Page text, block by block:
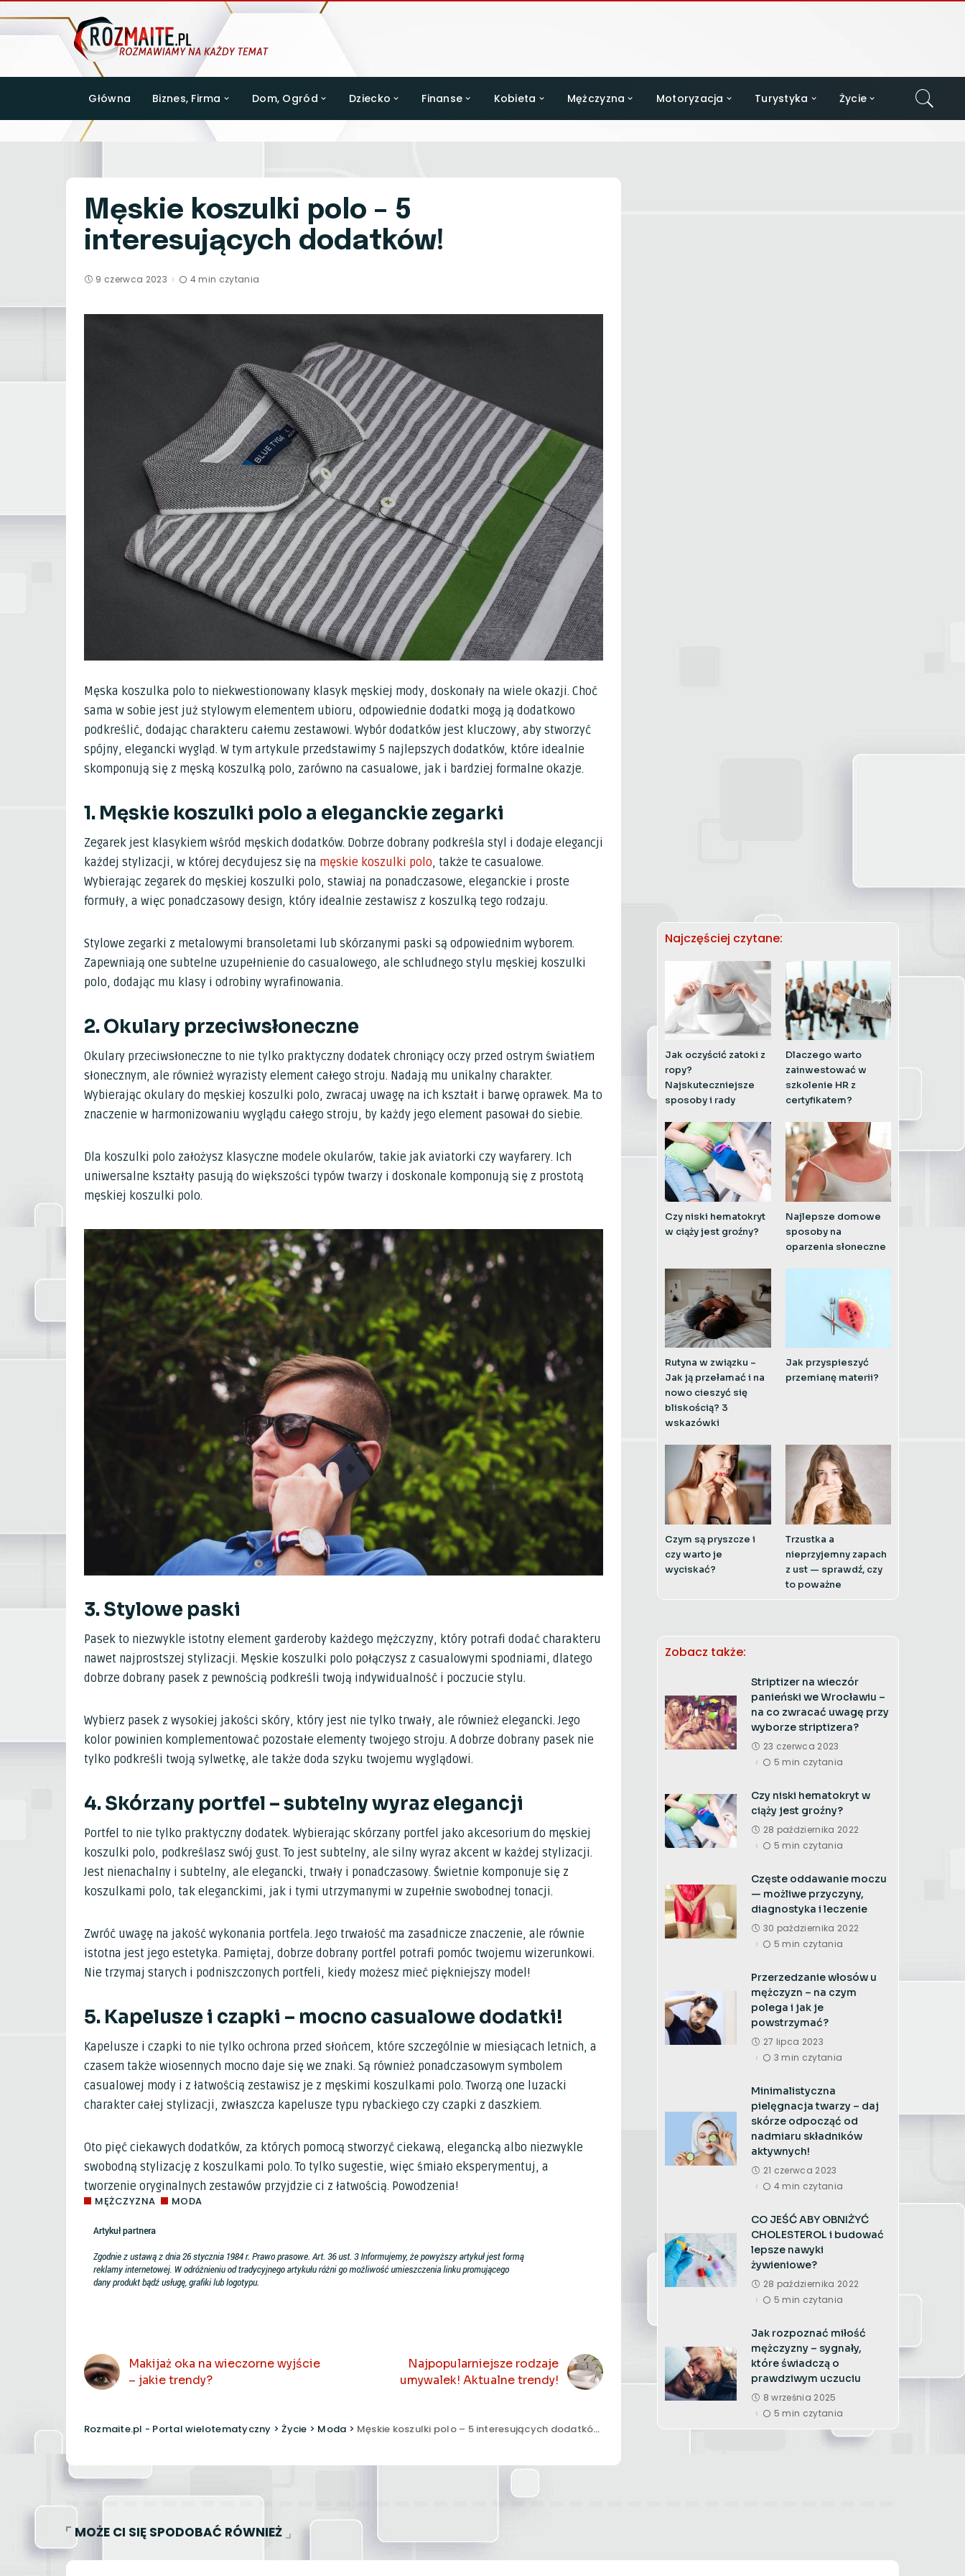
Główna Biznes, Firma Dom, Ogród Dziecko Finanse Kobieta Mężczyzna Motoryzacja Turystyka Życie
Męskie koszulki polo – 5
interesujących dodatków!
9 czerwca 2023 4 min czytania
Męska koszulka polo to niekwestionowany klasyk męskiej mody, doskonały na wiele okazji. Choć
sama w sobie jest już stylowym elementem ubioru, odpowiednie dodatki mogą ją dodatkowo
podkreślić, dodając charakteru całemu zestawowi. Wybór dodatków jest kluczowy, aby stworzyć
spójny, elegancki wygląd. W tym artykule przedstawimy 5 najlepszych dodatków, które idealnie
skomponują się z męską koszulką polo, zarówno na casualowe, jak i bardziej formalne okazje.
1. Męskie koszulki polo a eleganckie zegarki
Zegarek jest klasykiem wśród męskich dodatków. Dobrze dobrany podkreśla styl i dodaje elegancji
każdej stylizacji, w której decydujesz się na męskie koszulki polo, także te casualowe.
Wybierając zegarek do męskiej koszulki polo, stawiaj na ponadczasowe, eleganckie i proste
formuły, a więc ponadczasowy design, który idealnie zestawisz z koszulką tego rodzaju.
Stylowe zegarki z metalowymi bransoletami lub skórzanymi paski są odpowiednim wyborem.
Zapewniają one subtelne uzupełnienie do casualowego, ale schludnego stylu męskiej koszulki
polo, dodając mu klasy i odrobiny wyrafinowania.
2. Okulary przeciwsłoneczne
Okulary przeciwsłoneczne to nie tylko praktyczny dodatek chroniący oczy przed ostrym światłem
słonecznym, ale również wyrazisty element całego stroju. Nadają mu unikalny charakter.
Wybierając okulary do męskiej koszulki polo, zwracaj uwagę na ich kształt i barwę oprawek. Ma to
znaczenie w harmonizowaniu wyglądu całego stroju, by każdy jego element pasował do siebie.
Dla koszulki polo założysz klasyczne modele okularów, takie jak aviatorki czy wayfarery. Ich
uniwersalne kształty pasują do większości typów twarzy i doskonale komponują się z prostotą
męskiej koszulki polo.
3. Stylowe paski
Pasek to niezwykle istotny element garderoby każdego mężczyzny, który potrafi dodać charakteru
nawet najprostszej stylizacji. Męskie koszulki polo połączysz z casualowymi spodniami, dlatego
dobrze dobrany pasek z pewnością podkreśli twoją indywidualność i poczucie stylu.
Wybierz pasek z wysokiej jakości skóry, który jest nie tylko trwały, ale również elegancki. Jego
kolor powinien komplementować pozostałe elementy twojego stroju. A dobrze dobrany pasek nie
tylko podkreśli twoją sylwetkę, ale także doda szyku twojemu wyglądowi.
4. Skórzany portfel – subtelny wyraz elegancji
Portfel to nie tylko praktyczny dodatek. Wybierając skórzany portfel jako akcesorium do męskiej
koszulki polo, podkreślasz swój gust. To jest subtelny, ale silny wyraz akcent w każdej stylizacji.
Jest nienachalny i subtelny, ale elegancki, trwały i ponadczasowy. Świetnie komponuje się z
koszulkami polo, tak eleganckimi, jak i tymi utrzymanymi w zupełnie swobodnej tonacji.
Zwróć uwagę na jakość wykonania portfela. Jego trwałość ma zasadnicze znaczenie, ale równie
istotna jest jego estetyka. Pamiętaj, dobrze dobrany portfel potrafi pomóc twojemu wizerunkowi.
Nie trzymaj starych i podniszczonych portfeli, kiedy możesz mieć piękniejszy model!
5. Kapelusze i czapki – mocno casualowe dodatki!
Kapelusze i czapki to nie tylko ochrona przed słońcem, które szczególnie w miesiącach letnich, a
czasem także wiosennych mocno daje się we znaki. Są również ponadczasowym symbolem
casualowej mody i z łatwością zestawisz je z męskimi koszulkami polo. Tworzą one luzacki
charakter całej stylizacji, zwłaszcza kapelusze typu rybackiego czy czapki z daszkiem.
Oto pięć ciekawych dodatków, za których pomocą stworzyć ciekawą, elegancką albo niezwykle
swobodną stylizację z koszulkami polo. To tylko sugestie, więc śmiało eksperymentuj, a
tworzenie oryginalnych zestawów przyjdzie ci z łatwością. Powodzenia!
MĘŻCZYZNA MODA
Makijaż oka na wieczorne wyjście
– jakie trendy?
Najpopularniejsze rodzaje
umywalek! Aktualne trendy!
Rozmaite.pl - Portal wielotematyczny >Życie > Moda > Męskie koszulki polo – 5 interesujących dodatków!
Najczęściej czytane:
Jak oczyścić zatoki z
ropy?
Najskuteczniejsze
sposoby i rady
Dlaczego warto
zainwestować w
szkolenie HR z
certyfikatem?
Czy niski hematokryt
w ciąży jest groźny?
Najlepsze domowe
sposoby na
oparzenia słoneczne
Rutyna w związku –
Jak ją przełamać i na
nowo cieszyć się
bliskością? 3
wskazówki
Jak przyspieszyć
przemianę materii?
Czym są pryszcze i
czy warto je
wyciskać?
Trzustka a
nieprzyjemny zapach
z ust — sprawdź, czy
to poważne
Zobacz także:
Striptizer na wieczór
panieński we Wrocławiu –
na co zwracać uwagę przy
wyborze striptizera?
23 czerwca 2023
5 min czytania
Czy niski hematokryt w
ciąży jest groźny?
28 października 2022
5 min czytania
Częste oddawanie moczu
— możliwe przyczyny,
diagnostyka i leczenie
30 października 2022
5 min czytania
Przerzedzanie włosów u
mężczyzn – na czym
polega i jak je
powstrzymać?
27 lipca 2023
3 min czytania
Minimalistyczna
pielęgnacja twarzy – daj
skórze odpocząć od
nadmiaru składników
aktywnych!
21 czerwca 2023
4 min czytania
CO JEŚĆ ABY OBNIŻYĆ
CHOLESTEROL i budować
lepsze nawyki
żywieniowe?
28 października 2022
5 min czytania
Jak rozpoznać miłość
mężczyzny – sygnały,
które świadczą o
prawdziwym uczuciu
8 września 2025
5 min czytania
MOŻE CI SIĘ SPODOBAĆ RÓWNIEŻ